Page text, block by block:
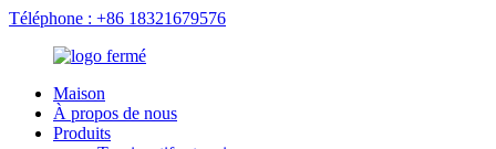
Téléphone : +86 18321679576
Maison
À propos de nous
Produits